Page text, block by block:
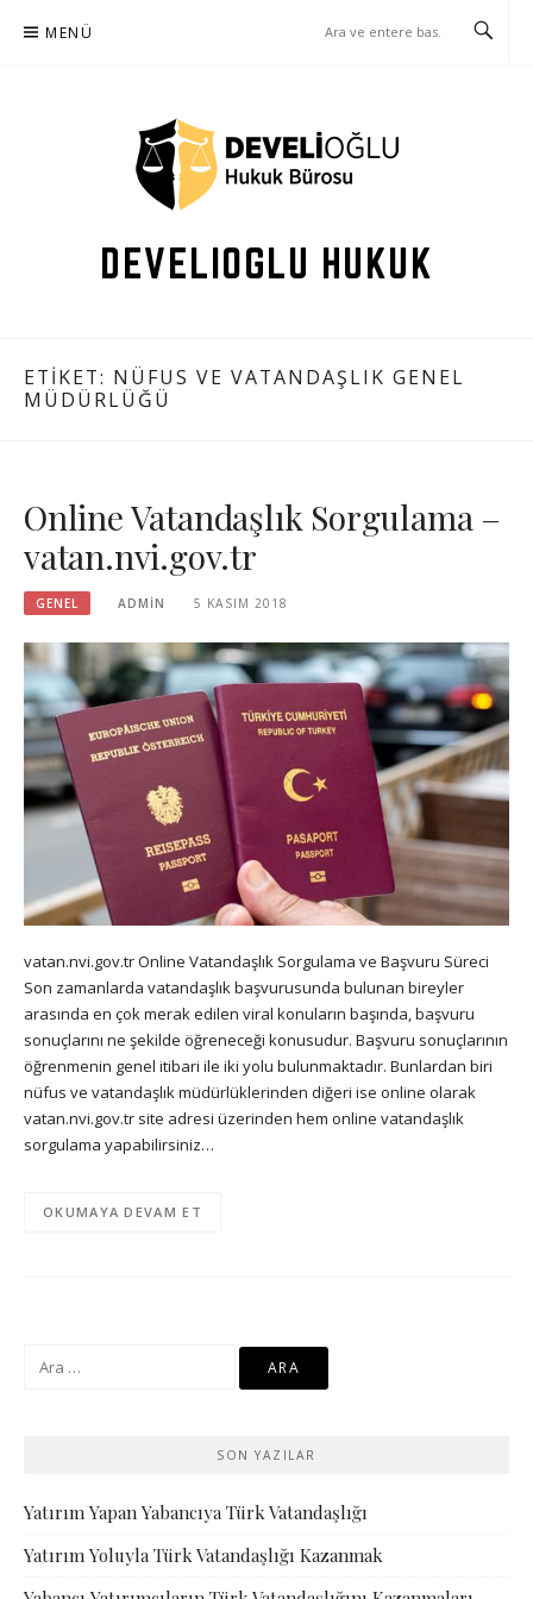
atla
MENÜ
DEVELIOGLU HUKUK
ETIKET: NÜFUS VE VATANDAŞLIK GENEL
MÜDÜRLÜĞÜ
Online Vatandaşlık Sorgulama –
vatan.nvi.gov.tr
GENEL ADMIN 5 KASIM 2018
vatan.nvi.gov.tr Online Vatandaşlık Sorgulama ve Başvuru Süreci
Son zamanlarda vatandaşlık başvurusunda bulunan bireyler
arasında en çok merak edilen viral konuların başında, başvuru
sonuçlarını ne şekilde öğreneceği konusudur. Başvuru sonuçlarının
öğrenmenin genel itibari ile iki yolu bulunmaktadır. Bunlardan biri
nüfus ve vatandaşlık müdürlüklerinden diğeri ise online olarak
vatan.nvi.gov.tr site adresi üzerinden hem online vatandaşlık
sorgulama yapabilirsiniz…
OKUMAYA DEVAM ET
Arama:
SON YAZILAR
Yatırım Yapan Yabancıya Türk Vatandaşlığı
Yatırım Yoluyla Türk Vatandaşlığı Kazanmak